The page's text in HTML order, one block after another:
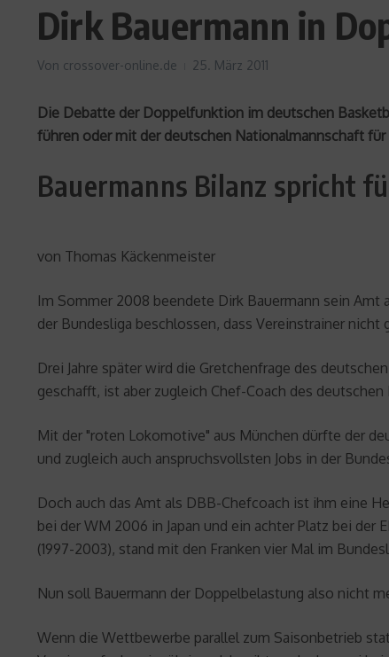
Dirk Bauermann in
Von crossover-online.de 25. März 2011
Die Debatte der Doppelfunktion im deutschen
führen oder mit der deutschen Nationalmannschaft
Bauermanns Bilanz spricht
von Thomas Käckenmeister
Im Sommer 2008 beendete Dirk Bauermann sein
der Bundesliga beschlossen, dass Vereinstrainer
Drei Jahre später wird die Gretchenfrage des
geschafft, ist aber zugleich Chef-Coach des
Mit der "roten Lokomotive" aus München dürfte der
und zugleich auch anspruchsvollsten Jobs in der
Doch auch das Amt als DBB-Chefcoach ist ihm eine
bei der WM 2006 in Japan und ein achter Platz bei
(1997-2003), stand mit den Franken vier Mal im
Nun soll Bauermann der Doppelbelastung also nicht
Wenn die Wettbewerbe parallel zum Saisonbetrieb